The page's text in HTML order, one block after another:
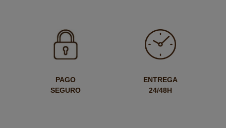
PAGO
SEGURO
ENTREGA
24/48H